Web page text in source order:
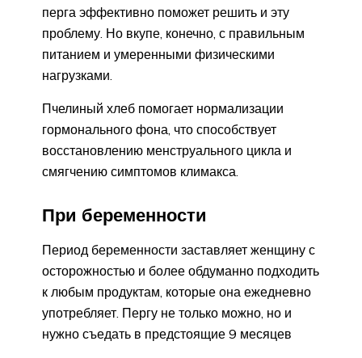
перга эффективно поможет решить и эту
проблему. Но вкупе, конечно, с правильным
питанием и умеренными физическими
нагрузками.
Пчелиный хлеб помогает нормализации
гормонального фона, что способствует
восстановлению менструального цикла и
смягчению симптомов климакса.
При беременности
Период беременности заставляет женщину с
осторожностью и более обдуманно подходить
к любым продуктам, которые она ежедневно
употребляет. Пергу не только можно, но и
нужно съедать в предстоящие 9 месяцев